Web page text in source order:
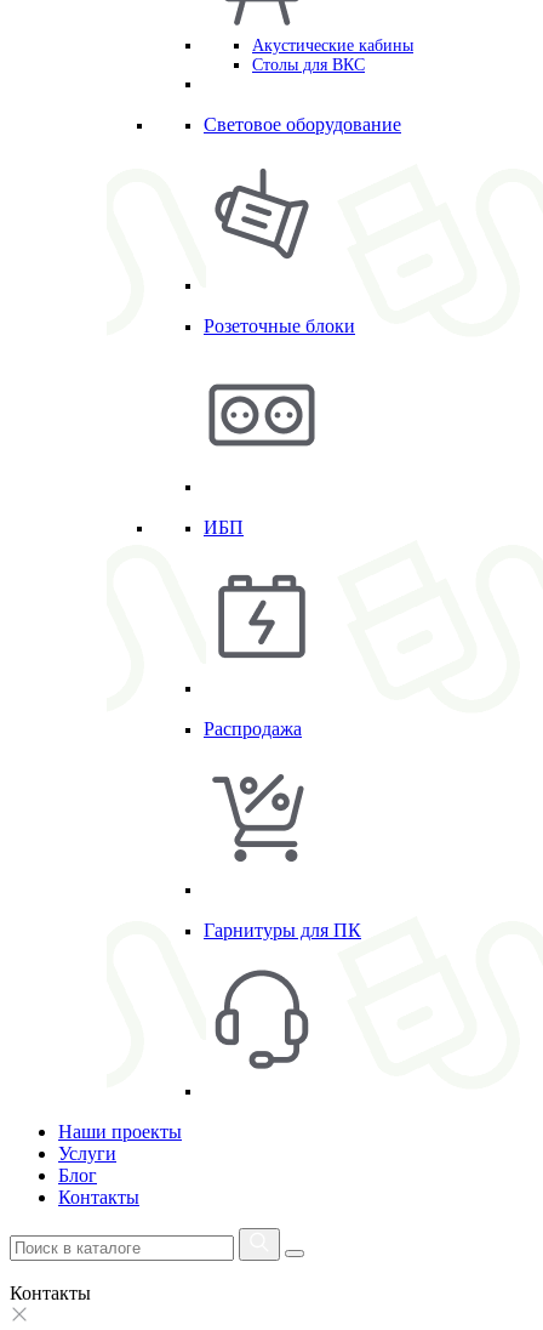
Акустические кабины
Столы для ВКС
Световое оборудование
Розеточные блоки
ИБП
Распродажа
Гарнитуры для ПК
Наши проекты
Услуги
Блог
Контакты
Контакты